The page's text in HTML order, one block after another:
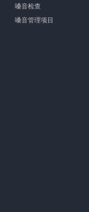
嗓音检查
嗓音管理项目